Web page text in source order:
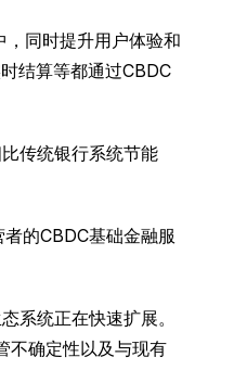
同时提升用户体验和
结算等都通过CBDC
传统银行系统节能
的CBDC基础金融服
系统正在快速扩展。
不确定性以及与现有